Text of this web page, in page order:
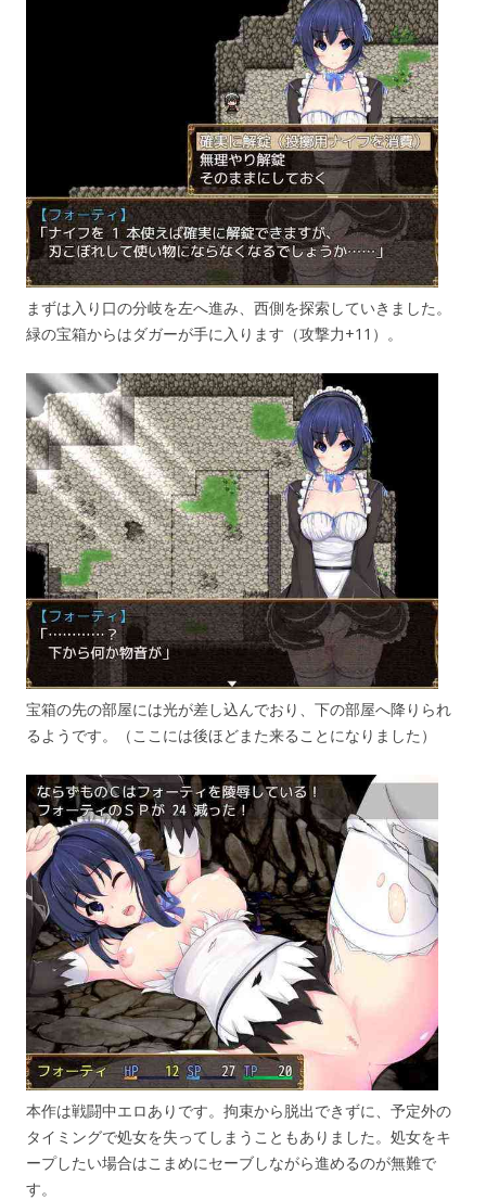
まずは入り口の分岐を左へ進み、西側を探索していきました。
緑の宝箱からはダガーが手に入ります（攻撃力+11）。
宝箱の先の部屋には光が差し込んでおり、下の部屋へ降りられ
るようです。（ここには後ほどまた来ることになりました）
本作は戦闘中エロありです。拘束から脱出できずに、予定外の
タイミングで処女を失ってしまうこともありました。処女をキ
ープしたい場合はこまめにセーブしながら進めるのが無難で
す。